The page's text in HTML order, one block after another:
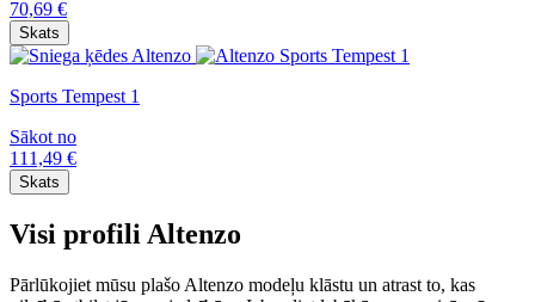
70,69 €
Skats
Sports Tempest 1
Sākot no
111,49 €
Skats
Visi profili Altenzo
Pārlūkojiet mūsu plašo Altenzo modeļu klāstu un atrast to, kas